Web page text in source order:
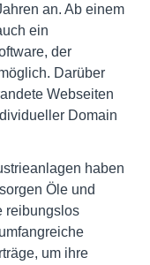
an. Ab einem
ein
der
Darüber
Webseiten
Domain
haben
Öle und
reibungslos
um ihre